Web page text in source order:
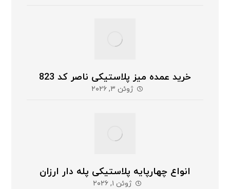
خرید عمده میز پلاستیکی ناصر کد 823
ژوئن ۳, ۲۰۲۶
انواع چهارپایه پلاستیکی پله دار ارزان
ژوئن ۱, ۲۰۲۶